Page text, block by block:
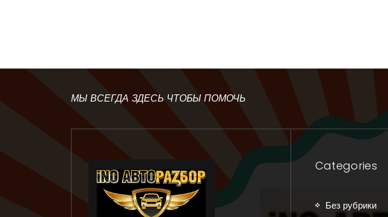
МЫ ВСЕГДА ЗДЕСЬ ЧТОБЫ ПОМОЧЬ
Categories
Без рубрики